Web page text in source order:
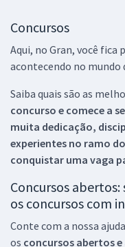
Concursos
Aqui, no Gran, você fica
acontecendo no mundo
Saiba quais são as
concurso e comece a
muita dedicação,
experientes no ramo
conquistar uma vaga
Concursos
os concursos com
Conte com a nossa
os concursos abertos e